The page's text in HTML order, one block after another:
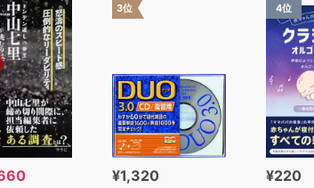
3位
¥1,320
4位
¥220